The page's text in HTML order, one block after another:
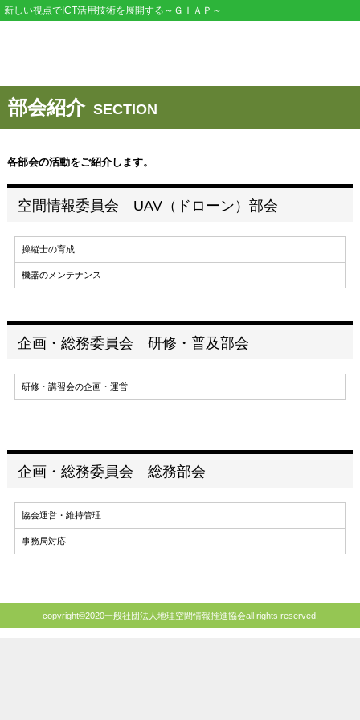
新しい視点でICT活用技術を展開する～ＧＩＡＰ～
部会紹介 SECTION
各部会の活動をご紹介します。
空間情報委員会 UAV（ドローン）部会
操縦士の育成
機器のメンテナンス
企画・総務委員会 研修・普及部会
研修・講習会の企画・運営
企画・総務委員会 総務部会
協会運営・維持管理
事務局対応
copyright©2020一般社団法人地理空間情報推進協会all rights reserved.